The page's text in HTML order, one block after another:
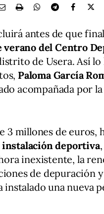
antes de que
del Centro
de Usera. Así
Paloma García
acompañada por
3 millones de euros,
instalación deportiva
inexistente, la
de depuración
instalado una nueva